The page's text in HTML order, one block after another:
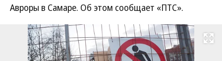
Авроры в Самаре. Об этом сообщает «ПТС».
Развернуть